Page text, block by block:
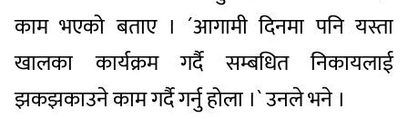
काम भएको बताए । ´आगामी दिनमा पनि यस्ता
खालका कार्यक्रम गर्दै सम्बधित निकायलाई
झकझकाउने काम गर्दै गर्नु होला ।` उनले भने ।